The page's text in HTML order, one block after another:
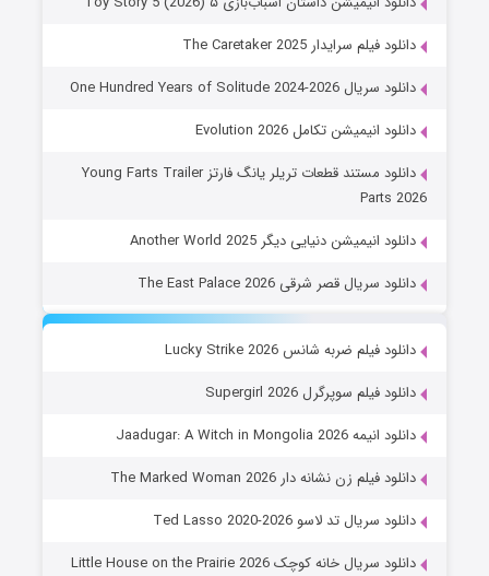
دانلود فیلم سرایدار The Caretaker 2025
دانلود سریال One Hundred Years of Solitude 2024-2026
دانلود انیمیشن تکامل Evolution 2026
دانلود مستند قطعات تریلر یانگ فارتز Young Farts Trailer
Parts 2026
دانلود انیمیشن دنیایی دیگر Another World 2025
دانلود سریال قصر شرقی The East Palace 2026
دانلود فیلم ضربه شانس Lucky Strike 2026
دانلود فیلم سوپرگرل Supergirl 2026
دانلود انیمه Jaadugar: A Witch in Mongolia 2026
دانلود فیلم زن نشانه دار The Marked Woman 2026
دانلود سریال تد لاسو Ted Lasso 2020-2026
دانلود سریال خانه کوچک Little House on the Prairie 2026